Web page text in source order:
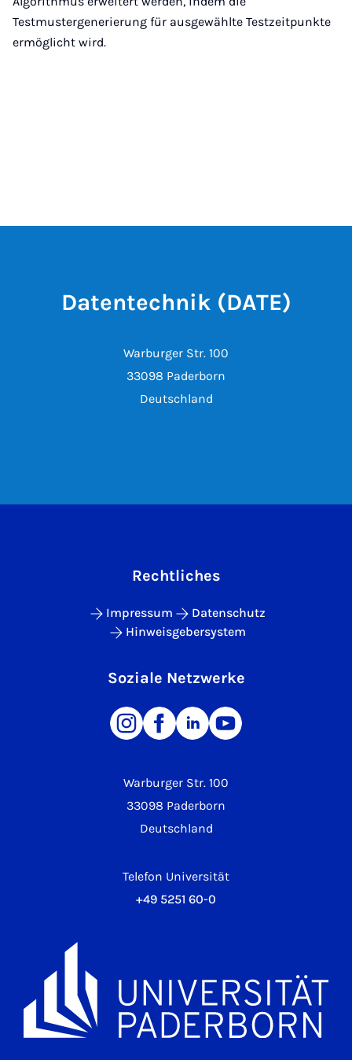
Testmustergenerierung für ausgewählte Testzeitpunkte
ermöglicht wird.
Datentechnik (DATE)
Warburger Str. 100
33098 Paderborn
Deutschland
Warburger Str. 100
33098 Paderborn
Deutschland
Telefon Universität
+49 5251 60-0
Rechtliches
Impressum
Datenschutz
Hinweisgebersystem
Soziale Netzwerke